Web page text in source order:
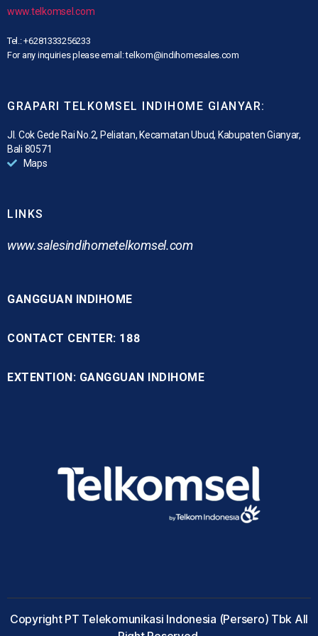
www.telkomsel.com
Tel.: +6281333256233
For any inquiries please email: telkom@indihomesales.com
GRAPARI TELKOMSEL INDIHOME GIANYAR:
Jl. Cok Gede Rai No.2, Peliatan, Kecamatan Ubud, Kabupaten Gianyar,
Bali 80571
Maps
LINKS
www.salesindihometelkomsel.com
GANGGUAN INDIHOME
CONTACT CENTER: 188
EXTENTION: GANGGUAN INDIHOME
Copyright PT Telekomunikasi Indonesia (Persero) Tbk All